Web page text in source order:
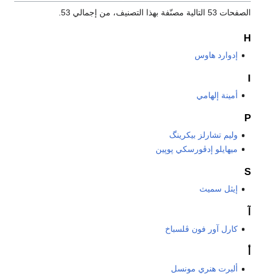
الصفحات 53 التالية مصنّفة بهذا التصنيف، من إجمالي 53.
H
إدوارد هاوس
I
أمينة إلهامي
P
وليم تشارلز بيكرينگ
ميهايلو إدڤورسكي پوپين
S
إيثل سميث
كارل آور فون ڤلسباخ
ألبرت هنري مونسل